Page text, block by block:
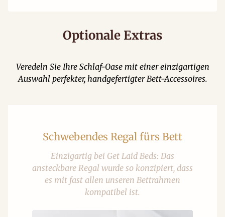
Optionale Extras
Veredeln Sie Ihre Schlaf-Oase mit einer einzigartigen
Auswahl perfekter, handgefertigter Bett-Accessoires.
Schwebendes Regal fürs Bett
Einzigartig bei Get Laid Beds: Das
ansteckbare Regal wurde so konzipiert, dass
es mit fast allen unseren Bettrahmen
kompatibel ist.